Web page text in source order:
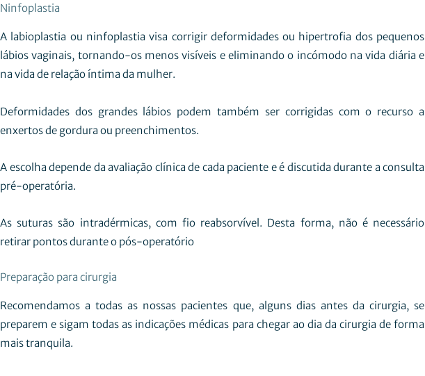
Ninfoplastia
A labioplastia ou ninfoplastia visa corrigir deformidades ou hipertrofia dos pequenos
lábios vaginais, tornando-os menos visíveis e eliminando o incómodo na vida diária e
na vida de relação íntima da mulher.
Deformidades dos grandes lábios podem também ser corrigidas com o recurso a
enxertos de gordura ou preenchimentos.
A escolha depende da avaliação clínica de cada paciente e é discutida durante a consulta
pré-operatória.
As suturas são intradérmicas, com fio reabsorvível. Desta forma, não é necessário
retirar pontos durante o pós-operatório
Preparação para cirurgia
Recomendamos a todas as nossas pacientes que, alguns dias antes da cirurgia, se
preparem e sigam todas as indicações médicas para chegar ao dia da cirurgia de forma
mais tranquila.